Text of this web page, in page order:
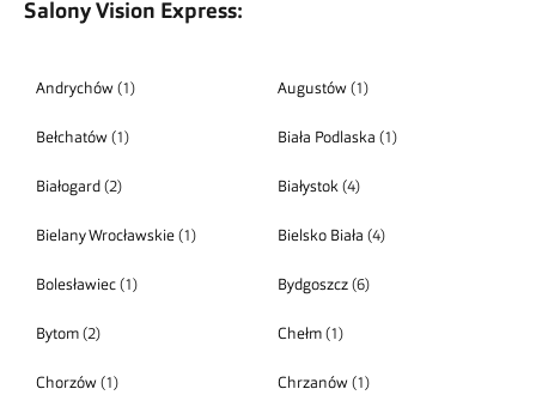
Salony Vision Express:
Andrychów (1) Augustów(1)
Bełchatów (1) Biała Podlaska (1)
Białogard (2) Białystok(4)
Bielany Wrocławskie (1) Bielsko Biała (4)
Bolesławiec (1) Bydgoszcz(6)
Bytom (2) Chełm(1)
Chorzów (1) Chrzanów(1)